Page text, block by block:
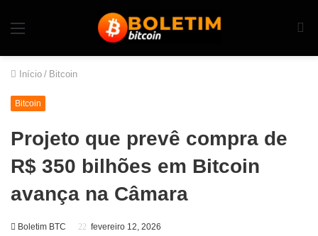
Início / Bitcoin
Bitcoin
Projeto que prevê compra de
R$ 350 bilhões em Bitcoin
avança na Câmara
Boletim BTC fevereiro 12, 2026